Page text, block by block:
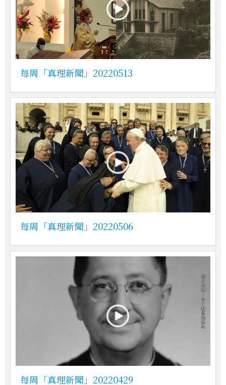
每周「真理新聞」20220513
每周「真理新聞」20220506
每周「真理新聞」20220429